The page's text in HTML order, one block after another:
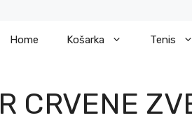
Home Košarka Tenis
CRVENE